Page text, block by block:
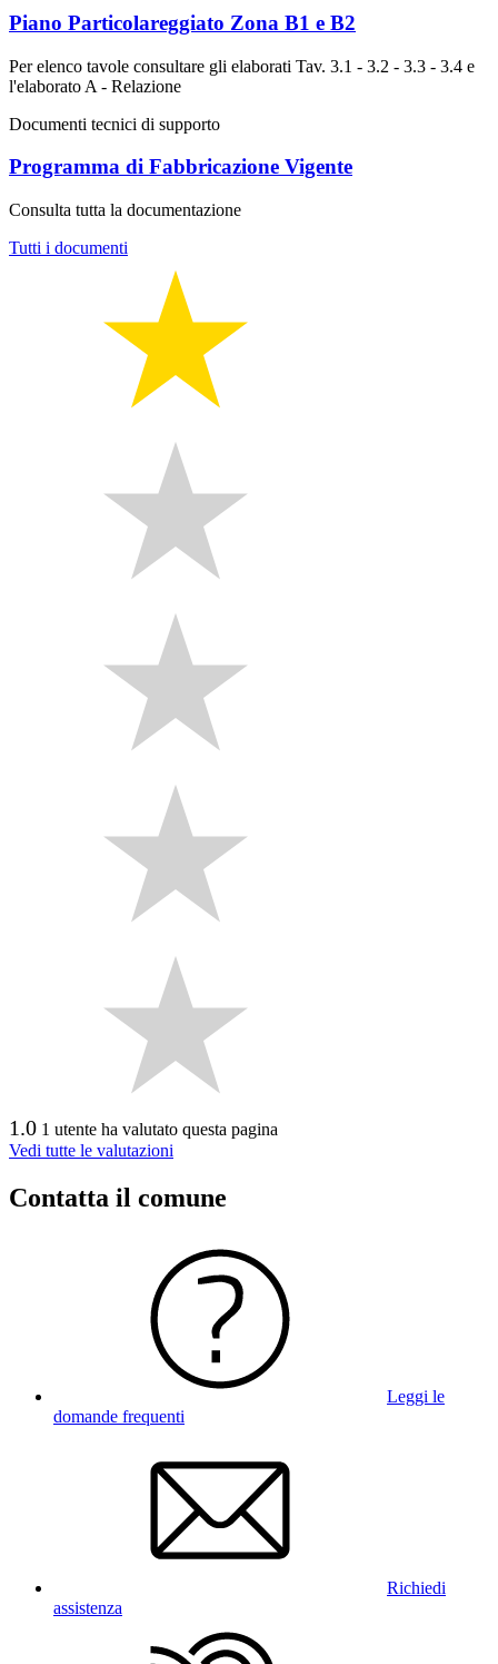
Piano Particolareggiato Zona B1 e B2
Per elenco tavole consultare gli elaborati Tav. 3.1 - 3.2 - 3.3 - 3.4 e
l'elaborato A - Relazione
Documenti tecnici di supporto
Programma di Fabbricazione Vigente
Consulta tutta la documentazione
Tutti i documenti
1.0 1 utente ha valutato questa pagina
Vedi tutte le valutazioni
Contatta il comune
Leggi le
domande frequenti
Richiedi
assistenza